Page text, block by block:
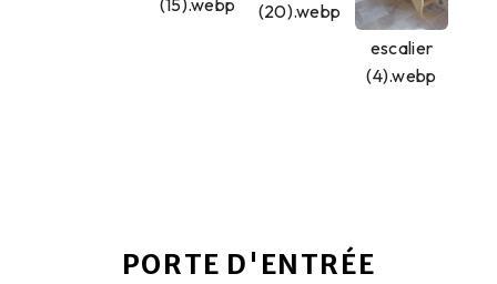
(20).webp
escalier
(4).webp
PORTE D'ENTRÉE